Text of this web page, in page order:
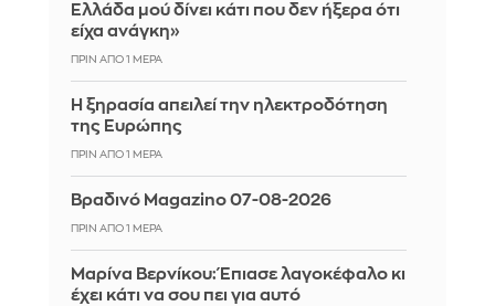
Ελλάδα μού δίνει κάτι που δεν ήξερα ότι
είχα ανάγκη»
ΠΡΙΝ ΑΠΌ 1 ΜΈΡΑ
Η ξηρασία απειλεί την ηλεκτροδότηση
της Ευρώπης
ΠΡΙΝ ΑΠΌ 1 ΜΈΡΑ
Βραδινό Magazino 07-08-2026
ΠΡΙΝ ΑΠΌ 1 ΜΈΡΑ
Μαρίνα Βερνίκου: Έπιασε λαγοκέφαλο κι
έχει κάτι να σου πει για αυτό